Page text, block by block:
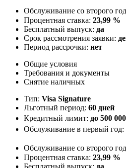
Обслуживание со второго
Процентная ставка: 23,99 %
Бесплатный выпуск: да
Срок рассмотрения заявки:
Период рассрочки: нет
Общие условия
Требования и документы
Снятие наличных
Тип: Visa Signature
Льготный период: 60 дней
Кредитный лимит: до 500
Обслуживание в первый год:
Обслуживание со второго
Процентная ставка: 23,99 %